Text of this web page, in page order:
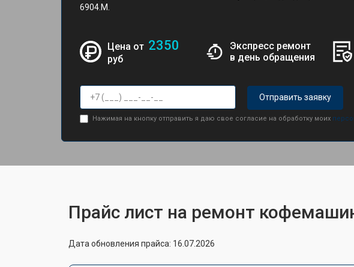
6904.M.
Цена от 2350
руб
Экспресс ремонт
в день обращения
Отправить заявку
Нажимая на кнопку отправить я даю свое согласие на обработку моих
Прайс лист на ремонт
Дата обновления прайса: 16.07.2026